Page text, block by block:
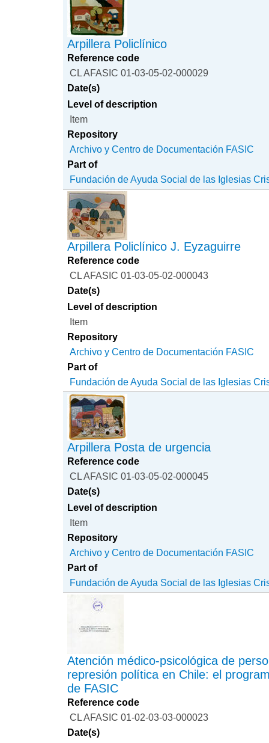
Arpillera Policlínico
Reference code
CL AFASIC 01-03-05-02-000029
Date(s)
Level of description
Item
Repository
Archivo y Centro de Documentación FASIC
Part of
Fundación de Ayuda Social de las Iglesias
Arpillera Policlínico J. Eyzaguirre
Reference code
CL AFASIC 01-03-05-02-000043
Date(s)
Level of description
Item
Repository
Archivo y Centro de Documentación FASIC
Part of
Fundación de Ayuda Social de las Iglesias
Arpillera Posta de urgencia
Reference code
CL AFASIC 01-03-05-02-000045
Date(s)
Level of description
Item
Repository
Archivo y Centro de Documentación FASIC
Part of
Fundación de Ayuda Social de las Iglesias
Atención médico-psicológica de
represión política en Chile: el
de FASIC
Reference code
CL AFASIC 01-02-03-03-000023
Date(s)